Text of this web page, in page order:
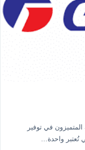
في توفير
واحدة…